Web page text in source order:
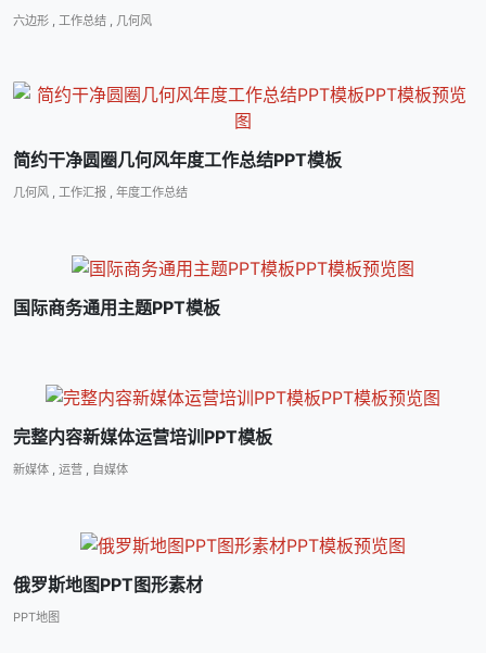
六边形 , 工作总结 , 几何风
简约干净圆圈几何风年度工作总结PPT模板
几何风 , 工作汇报 , 年度工作总结
国际商务通用主题PPT模板
完整内容新媒体运营培训PPT模板
新媒体 , 运营 , 自媒体
俄罗斯地图PPT图形素材
PPT地图